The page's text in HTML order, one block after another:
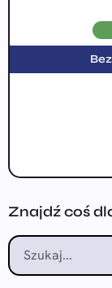
Znajdź coś